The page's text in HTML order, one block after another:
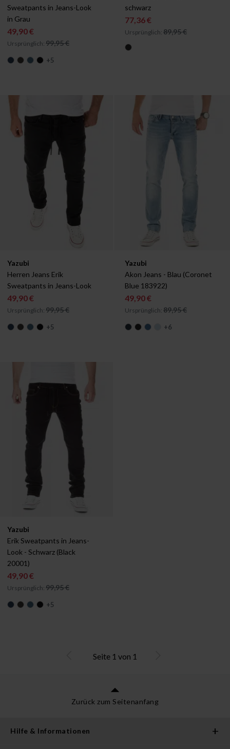
Sweatpants in Jeans-Look
in Grau
49,90 €
Ursprünglich: 99,95 €
+5
schwarz
77,36 €
Ursprünglich: 89,95 €
Verfügbar in:
W31/L34
Yazubi
Herren Jeans Erik
Sweatpants in Jeans-Look
49,90 €
Ursprünglich: 99,95 €
+5
Verfügbar in:
W32/L32
Yazubi
Akon Jeans - Blau (Coronet
Blue 183922)
49,90 €
Ursprünglich: 89,95 €
+6
Verfügbar in:
Yazubi
Erik Sweatpants in Jeans-
Look - Schwarz (Black
20001)
49,90 €
Ursprünglich: 99,95 €
+5
Seite 1 von 1
Zurück zum Seitenanfang
Hilfe & Informationen